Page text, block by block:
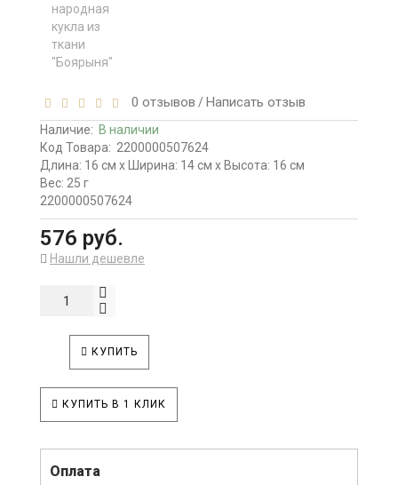
0 отзывов / Написать отзыв
Наличие: В наличии
Код Товара: 2200000507624
Длина: 16 см x Ширина: 14 см x Высота: 16 см
Вес: 25 г
2200000507624
576 руб.
Нашли дешевле
КУПИТЬ
КУПИТЬ В 1 КЛИК
Оплата